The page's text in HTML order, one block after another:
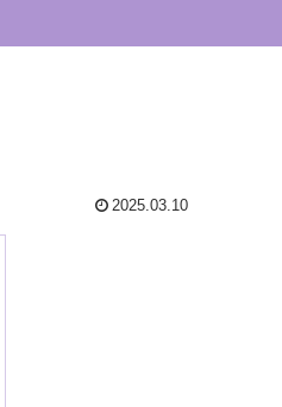
2025.03.10